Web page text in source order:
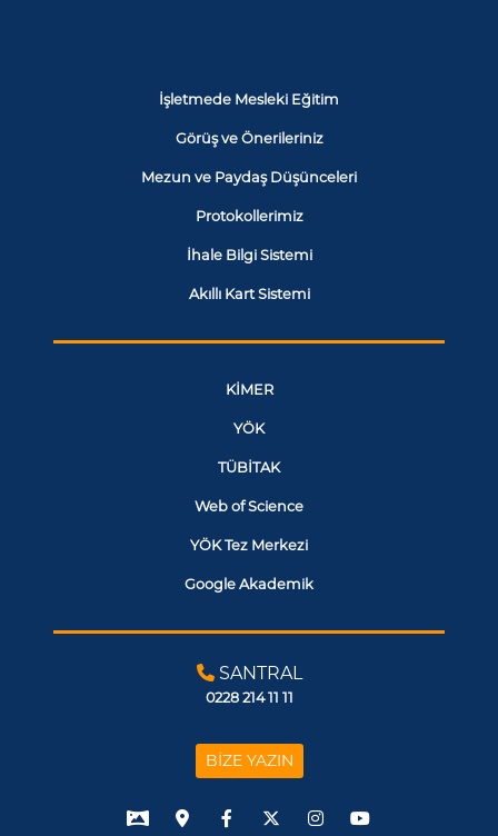
İşletmede Mesleki Eğitim
Görüş ve Önerileriniz
Mezun ve Paydaş Düşünceleri
Protokollerimiz
İhale Bilgi Sistemi
Akıllı Kart Sistemi
KİMER
YÖK
TÜBİTAK
Web of Science
YÖK Tez Merkezi
Google Akademik
SANTRAL
0228 214 11 11
BİZE YAZIN